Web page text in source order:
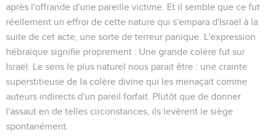
après l'offrande d'une pareille victime. Et il semble que ce fut
réellement un effroi de cette nature qui s'empara d'Israël à la
suite de cet acte, une sorte de terreur panique. L'expression
hébraïque signifie proprement : Une grande colère fut sur
Israël . Le sens le plus naturel nous parait être : une crainte
superstitieuse de la colère divine qui les menaçait comme
auteurs indirects d'un pareil forfait. Plutôt que de donner
l'assaut en de telles circonstances, ils levèrent le siège
spontanément.